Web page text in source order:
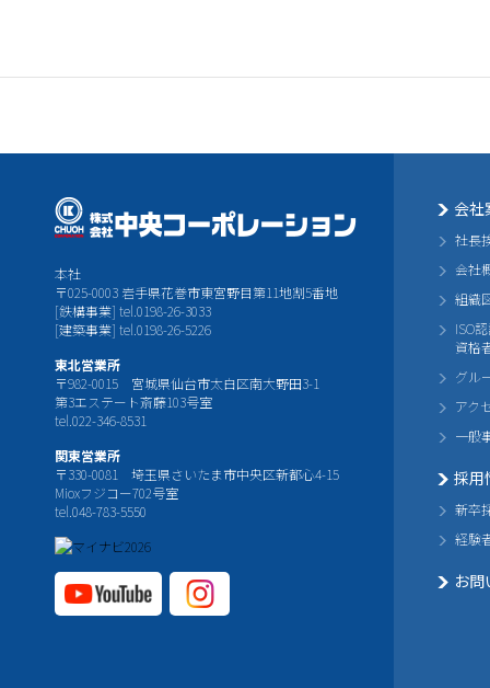
本社
〒025-0003 岩手県花巻市東宮野目第11地割5番地
[鉄構事業] tel.0198-26-3033
[建築事業] tel.0198-26-5226
東北営業所
〒982-0015 宮城県仙台市太白区南大野田3-1
第3エステート斎藤103号室
tel.022-346-8531
関東営業所
〒330-0081 埼玉県さいたま市中央区新都心4-15
Mioxフジコー702号室
tel.048-783-5550
会社
社長
会社
組織
ISO
資格
グル
アク
一般
採用
新卒
経験
お